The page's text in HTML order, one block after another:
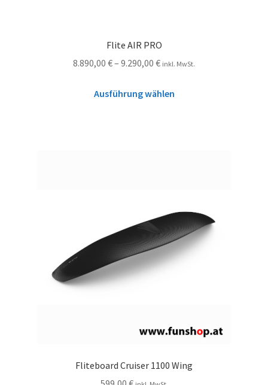
Flite AIR PRO
8.890,00 €– 9.290,00 € inkl. MwSt.
Ausführung wählen
Fliteboard Cruiser 1100 Wing